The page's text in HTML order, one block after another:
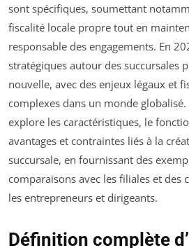
sont spécifiques, soumettant
fiscalité locale propre tout en
responsable des engagements. En
stratégiques autour des succursales
nouvelle, avec des enjeux légaux et
complexes dans un monde
explore les caractéristiques, le
avantages et contraintes liés à la
succursale, en fournissant des
comparaisons avec les filiales et des
les entrepreneurs et dirigeants.
Définition complète